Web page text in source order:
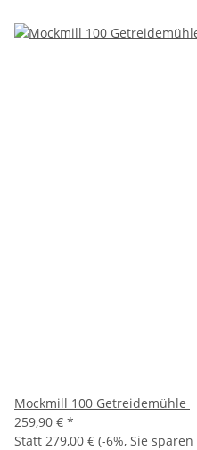
Mockmill 100 Getreidemühle
259,90 € *
Statt 279,00 € (-6%, Sie sparen